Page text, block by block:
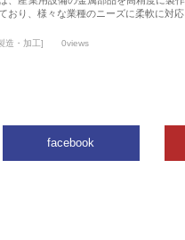
おり、様々な業種のニーズに柔軟に対
造・加工] 0views
facebook